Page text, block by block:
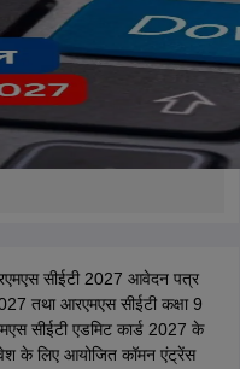
सीईटी 2027 आवेदन पत्र
तथा आरएमएस सीईटी कक्षा 9
सीईटी एडमिट कार्ड 2027 के
प्रवेश के लिए आयोजित कॉमन एंट्रेंस